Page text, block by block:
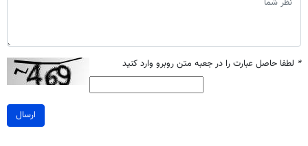
* لطفا حاصل عبارت را در جعبه متن روبرو وارد کنید
ارسال